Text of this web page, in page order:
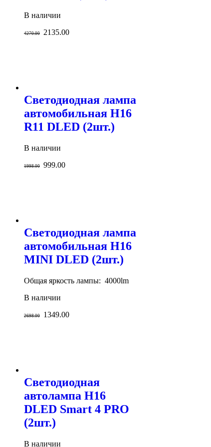
В наличии
4270.00 2135.00
Светодиодная лампа
автомобильная H16
R11 DLED (2шт.)
В наличии
1998.00 999.00
Светодиодная лампа
автомобильная H16
MINI DLED (2шт.)
Общая яркость лампы: 4000lm
В наличии
2698.00 1349.00
Светодиодная
автолампа H16
DLED Smart 4 PRO
(2шт.)
В наличии